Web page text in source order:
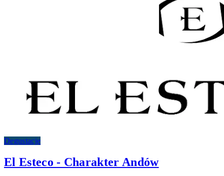
Degustacje
El Esteco - Charakter Andów